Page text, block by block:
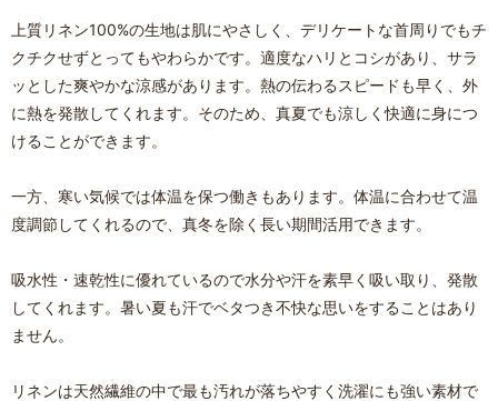
上質リネン100%の生地は肌にやさしく、デリケートな首周りでもチ
クチクせずとってもやわらかです。適度なハリとコシがあり、サラ
ッとした爽やかな涼感があります。熱の伝わるスピードも早く、外
に熱を発散してくれます。そのため、真夏でも涼しく快適に身につ
けることができます。
一方、寒い気候では体温を保つ働きもあります。体温に合わせて温
度調節してくれるので、真冬を除く長い期間活用できます。
吸水性・速乾性に優れているので水分や汗を素早く吸い取り、発散
してくれます。暑い夏も汗でベタつき不快な思いをすることはあり
ません。
リネンは天然繊維の中で最も汚れが落ちやすく洗濯にも強い素材で